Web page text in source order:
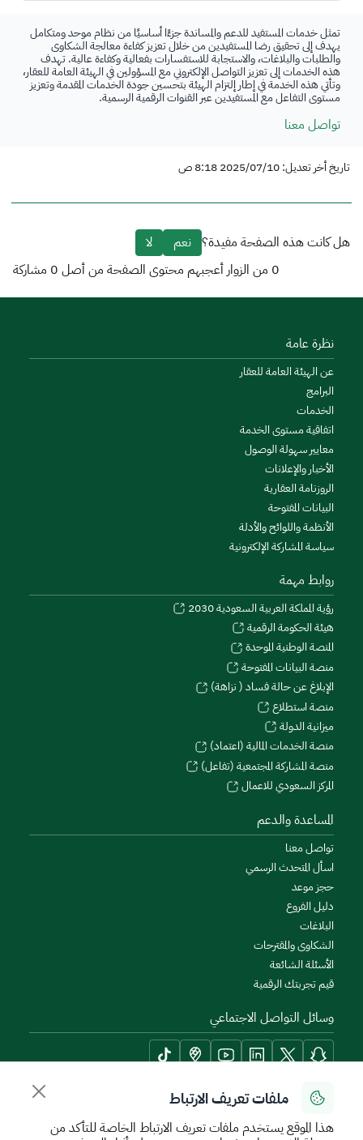
ملفات تعريف الارتباط
هذا الموقع يستخدم ملفات تعريف الارتباط الخاصة للتأكد من
تمثل خدمات المستفيد للدعم والمساندة جزءًا أساسيًا من نظام موحد ومتكامل
يهدف إلى تحقيق رضا المستفيدين من خلال تعزيز كفاءة معالجة الشكاوى
والطلبات والبلاغات، والاستجابة للاستفسارات بفعالية وكفاءة عالية. تهدف
هذه الخدمات إلى تعزيز التواصل الإلكتروني مع المسؤولين في الهيئة العامة للعقار،
وتأتي هذه الخدمة في إطار إلتزام الهيئة بتحسين جودة الخدمات المقدمة وتعزيز
مستوى التفاعل مع المستفيدين عبر القنوات الرقمية الرسمية.
تواصل معنا
تاريخ أخر تعديل: 2025/07/10 8:18 ص
هل كانت هذه الصفحة مفيدة؟ نعم
لا
0 من الزوار أعجبهم محتوى الصفحة من أصل 0 مشاركة
نظرة عامة
عن الهيئة العامة للعقار
البرامج
الخدمات
اتفاقية مستوى الخدمة
معايير سهولة الوصول
الأخبار والإعلانات
الروزنامة العقارية
البيانات المفتوحة
الأنظمة واللوائح والأدلة
سياسة المشاركة الإلكترونية
روابط مهمة
رؤية المملكة العربية السعودية 2030
هيئة الحكومة الرقمية
المنصة الوطنية الموحدة
منصة البيانات المفتوحة
الإبلاغ عن حالة فساد ( نزاهة)
منصة استطلاع
ميزانية الدولة
منصة الخدمات المالية (اعتماد)
منصة المشاركة المجتمعية (تفاعل)
المركز السعودي للاعمال
المساعدة والدعم
تواصل معنا
اسأل المتحدث الرسمي
حجز موعد
دليل الفروع
البلاغات
الشكاوى والمقترحات
الأسئلة الشائعة
قيم تجربتك الرقمية
وسائل التواصل الاجتماعي
أدوات الإتاحة وامكانية الوصول